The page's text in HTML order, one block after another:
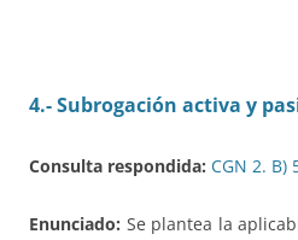
4.- Subrogación activa y
Consulta respondida: CGN 2. B)
Enunciado: Se plantea la